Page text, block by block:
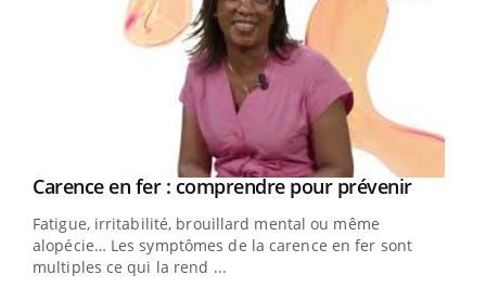
Youtube
Carence en fer : comprendre pour prévenirYoutube
Fatigue, irritabilité, brouillard mental ou même
alopécie… Les symptômes de la carence en fer sont
multiples ce qui la rend ...